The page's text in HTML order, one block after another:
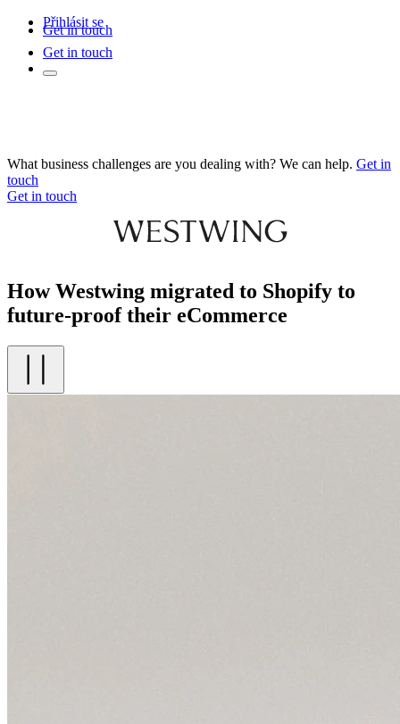
Přihlásit se
Get in touch
Get in touch
What business challenges are you dealing with? We can help. Get in
touch
Get in touch
How Westwing migrated to Shopify to
future-proof their eCommerce